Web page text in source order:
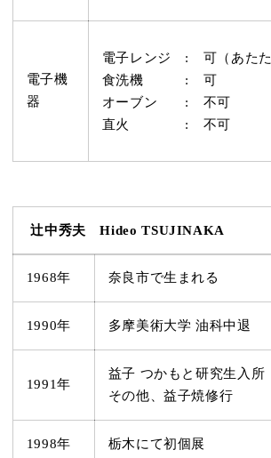
電子機
器
電子レンジ : 可（あたた
食洗機 : 可
オーブン : 不可
直火 : 不可
辻中秀夫 Hideo TSUJINAKA
1968年 奈良市で生まれる
1990年 多摩美術大学 油科中退
1991年
益子 つかもと研究生入所
その他、益子焼修行
1998年 栃木にて初個展